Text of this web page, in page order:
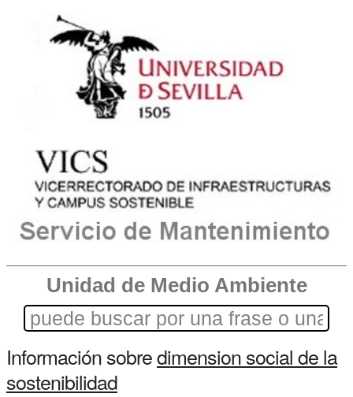
Unidad de Medio Ambiente
Información sobredimension social de la
sostenibilidad